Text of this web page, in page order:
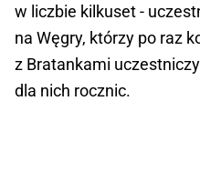
w liczbie kilkuset -
na Węgry, którzy po raz
z Bratankami
dla nich rocznic.